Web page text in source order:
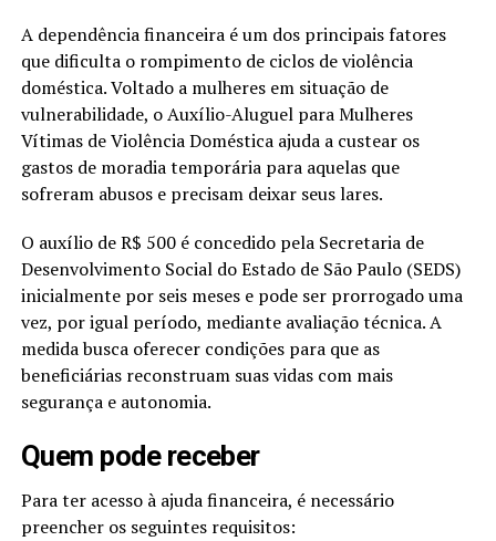
A dependência financeira é um dos principais fatores
que dificulta o rompimento de ciclos de violência
doméstica. Voltado a mulheres em situação de
vulnerabilidade, o Auxílio-Aluguel para Mulheres
Vítimas de Violência Doméstica ajuda a custear os
gastos de moradia temporária para aquelas que
sofreram abusos e precisam deixar seus lares.
O auxílio de R$ 500 é concedido pela Secretaria de
Desenvolvimento Social do Estado de São Paulo (SEDS)
inicialmente por seis meses e pode ser prorrogado uma
vez, por igual período, mediante avaliação técnica. A
medida busca oferecer condições para que as
beneficiárias reconstruam suas vidas com mais
segurança e autonomia.
Quem pode receber
Para ter acesso à ajuda financeira, é necessário
preencher os seguintes requisitos: